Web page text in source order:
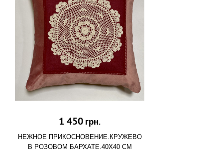
1 450 грн.
НЕЖНОЕ ПРИКОСНОВЕНИЕ.КРУЖЕВО
В РОЗОВОМ БАРХАТЕ.40Х40 СМ